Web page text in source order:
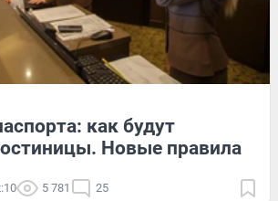
как будут
Новые правила
5 781 25